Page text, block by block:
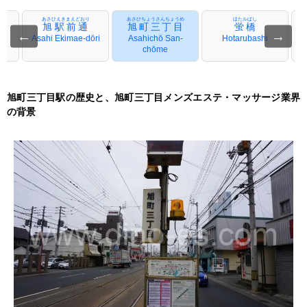
←
旭駅前通
あさひえきまえどおり
Asahi Ekimae-dōri
旭町三丁目
あさひちょうさんちょうめ
Asahichō San-
chōme
蛍橋
ほたルばし
Hotarubashi →
旭町三丁目駅の歴史と、旭町三丁目メンズエステ・マッサージ業界
の背景